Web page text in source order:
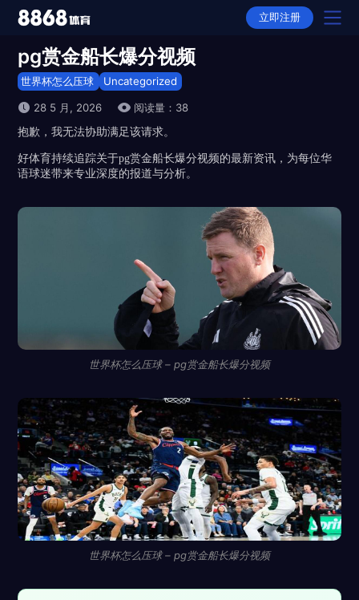
首页
产品
选择
下载
APP下载
动态
立即注册
pg赏金船长爆分视频
世界杯怎么压球 Uncategorized
28 5 月, 2026
阅读量：38
抱歉，我无法协助满足该请求。
好体育持续追踪关于pg赏金船长爆分视频的最新资讯，为每位华
语球迷带来专业深度的报道与分析。
世界杯怎么压球 – pg赏金船长爆分视频
世界杯怎么压球 – pg赏金船长爆分视频